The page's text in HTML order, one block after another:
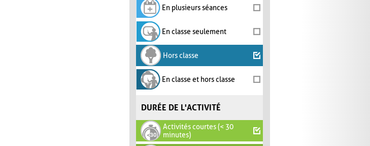
En plusieurs séances
En classe seulement
Hors classe
En classe et hors classe
DURÉE DE L'ACTIVITÉ
Activités courtes (< 30
minutes)